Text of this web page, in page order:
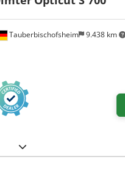
Tauberbischofsheim 9.438 km